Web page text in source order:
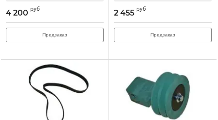
4 200 руб
Предзаказ
2 455 руб
Предзаказ